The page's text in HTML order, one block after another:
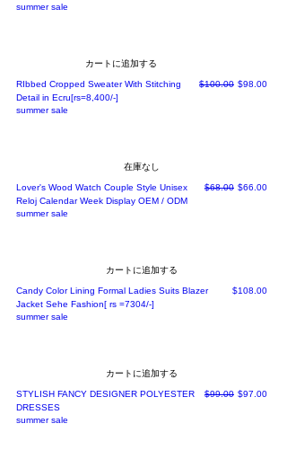
summer sale
カートに追加する
RIbbed Cropped Sweater With Stitching
Detail in Ecru[rs=8,400/-]
通常価格
$100.00 セール価格
$98.00
summer sale
在庫なし
Lover's Wood Watch Couple Style Unisex
Reloj Calendar Week Display OEM / ODM
通常価格
$68.00 セール価格
$66.00
summer sale
カートに追加する
Candy Color Lining Formal Ladies Suits Blazer
Jacket Sehe Fashion[ rs =7304/-]
価格
$108.00
summer sale
カートに追加する
STYLISH FANCY DESIGNER POLYESTER
DRESSES
通常価格
$99.00 セール価格
$97.00
summer sale